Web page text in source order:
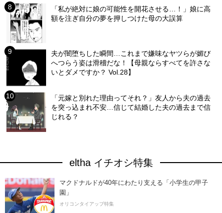
「私が絶対に娘の可能性を開花させる…！」娘に高
額を注ぎ自分の夢を押しつけた母の大誤算
夫が闇堕ちした瞬間…これまで嫌味なヤツらが媚び
へつらう姿は滑稽だな！【母親ならすべてを許さな
いとダメですか？ Vol.28】
「元嫁と別れた理由ってそれ？」友人から夫の過去
を突っ込まれ不安…信じて結婚した夫の過去まで信
じれる？
eltha イチオシ特集
マクドナルドが40年にわたり支える「小学生の甲子
園」
オリコンタイアップ特集